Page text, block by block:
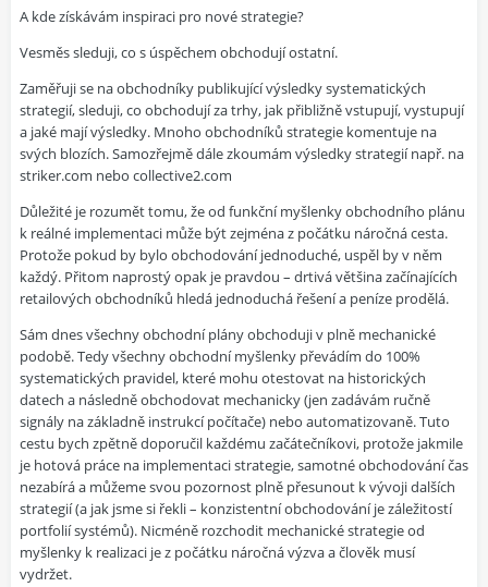
A kde získávám inspiraci pro nové strategie?
Vesměs sleduji, co s úspěchem obchodují ostatní.
Zaměřuji se na obchodníky publikující výsledky systematických
strategií, sleduji, co obchodují za trhy, jak přibližně vstupují, vystupují
a jaké mají výsledky. Mnoho obchodníků strategie komentuje na
svých blozích. Samozřejmě dále zkoumám výsledky strategií např. na
striker.com nebo collective2.com
Důležité je rozumět tomu, že od funkční myšlenky obchodního plánu
k reálné implementaci může být zejména z počátku náročná cesta.
Protože pokud by bylo obchodování jednoduché, uspěl by v něm
každý. Přitom naprostý opak je pravdou – drtivá většina začínajících
retailových obchodníků hledá jednoduchá řešení a peníze prodělá.
Sám dnes všechny obchodní plány obchoduji v plně mechanické
podobě. Tedy všechny obchodní myšlenky převádím do 100%
systematických pravidel, které mohu otestovat na historických
datech a následně obchodovat mechanicky (jen zadávám ručně
signály na základně instrukcí počítače) nebo automatizovaně. Tuto
cestu bych zpětně doporučil každému začátečníkovi, protože jakmile
je hotová práce na implementaci strategie, samotné obchodování čas
nezabírá a můžeme svou pozornost plně přesunout k vývoji dalších
strategií (a jak jsme si řekli – konzistentní obchodování je záležitostí
portfolií systémů). Nicméně rozchodit mechanické strategie od
myšlenky k realizaci je z počátku náročná výzva a člověk musí
vydržet.